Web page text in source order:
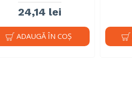
24,14 lei
ADAUGĂ ÎN COŞ